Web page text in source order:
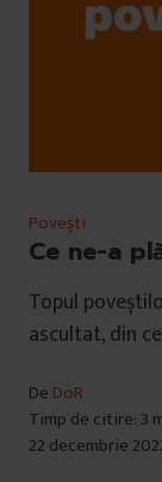
Povești
Ce ne-a
Topul
ascultat, din
De DoR
Timp de citire: 3
22 decembrie